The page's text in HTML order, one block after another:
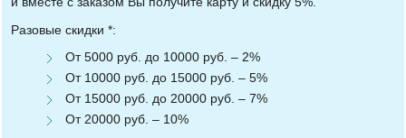
Разовые скидки *:
От 5000 руб. до 10000 руб. – 2%
От 10000 руб. до 15000 руб. – 5%
От 15000 руб. до 20000 руб. – 7%
От 20000 руб. – 10%